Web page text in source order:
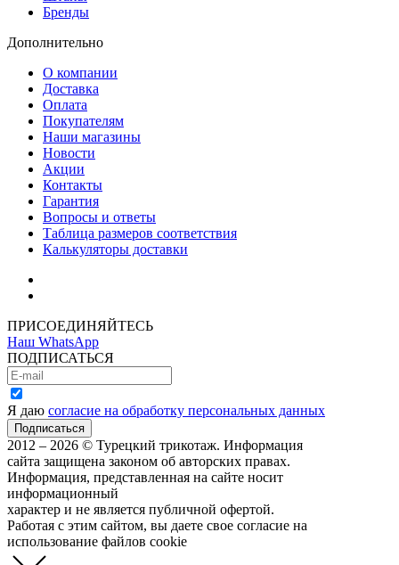
Бренды
Дополнительно
О компании
Доставка
Оплата
Покупателям
Наши магазины
Новости
Акции
Контакты
Гарантия
Вопросы и ответы
Таблица размеров соответствия
Калькуляторы доставки
ПРИСОЕДИНЯЙТЕСЬ
Наш WhatsApp
ПОДПИСАТЬСЯ
Я даю согласие на обработку персональных данных
2012 – 2026 © Турецкий трикотаж. Информация
сайта защищена законом об авторских правах.
Информация, представленная на сайте носит
информационный
характер и не является публичной офертой.
Работая с этим сайтом, вы даете свое согласие на
использование файлов cookie